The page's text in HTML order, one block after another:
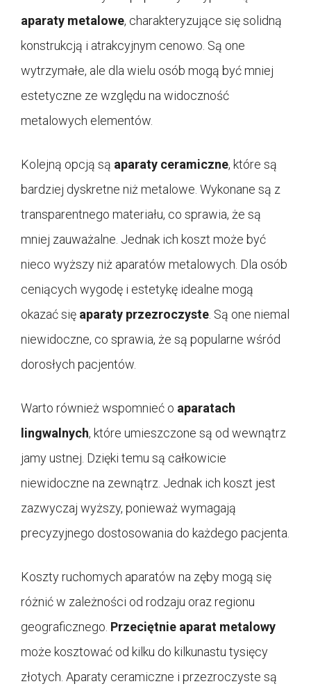
aparaty metalowe, charakteryzujące się solidną
konstrukcją i atrakcyjnym cenowo. Są one
wytrzymałe, ale dla wielu osób mogą być mniej
estetyczne ze względu na widoczność
metalowych elementów.
Kolejną opcją są aparaty ceramiczne, które są
bardziej dyskretne niż metalowe. Wykonane są z
transparentnego materiału, co sprawia, że są
mniej zauważalne. Jednak ich koszt może być
nieco wyższy niż aparatów metalowych. Dla osób
ceniących wygodę i estetykę idealne mogą
okazać się aparaty przezroczyste . Są one niemal
niewidoczne, co sprawia, że są popularne wśród
dorosłych pacjentów.
Warto również wspomnieć o aparatach
lingwalnych, które umieszczone są od wewnątrz
jamy ustnej. Dzięki temu są całkowicie
niewidoczne na zewnątrz. Jednak ich koszt jest
zazwyczaj wyższy, ponieważ wymagają
precyzyjnego dostosowania do każdego pacjenta.
Koszty ruchomych aparatów na zęby mogą się
różnić w zależności od rodzaju oraz regionu
geograficznego. Przeciętnie aparat metalowy
może kosztować od kilku do kilkunastu tysięcy
złotych. Aparaty ceramiczne i przezroczyste są